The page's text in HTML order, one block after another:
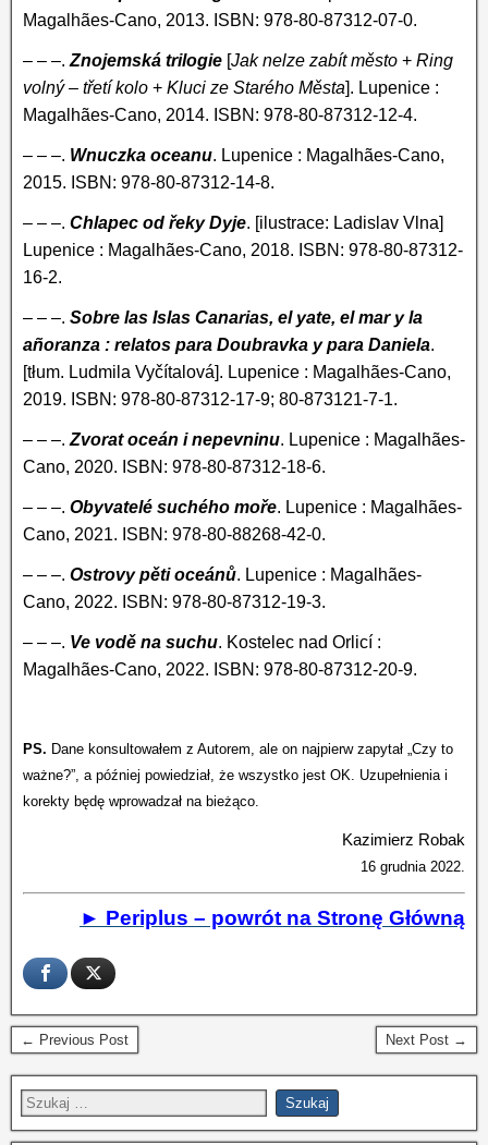
Magalhães-Cano, 2013. ISBN: 978-80-87312-07-0.
– – –. Znojemská trilogie [Jak nelze zabít město + Ring
volný – třetí kolo + Kluci ze Starého Města]. Lupenice :
Magalhães-Cano, 2014. ISBN: 978-80-87312-12-4.
– – –. Wnuczka oceanu. Lupenice : Magalhães-Cano,
2015. ISBN: 978-80-87312-14-8.
– – –. Chlapec od řeky Dyje. [ilustrace: Ladislav Vlna]
Lupenice : Magalhães-Cano, 2018. ISBN: 978-80-87312-
16-2.
– – –. Sobre las Islas Canarias, el yate, el mar y la
añoranza : relatos para Doubravka y para Daniela.
[tłum. Ludmila Vyčítalová]. Lupenice : Magalhães-Cano,
2019. ISBN: 978-80-87312-17-9; 80-873121-7-1.
– – –. Zvorat oceán i nepevninu. Lupenice : Magalhães-
Cano, 2020. ISBN: 978-80-87312-18-6.
– – –. Obyvatelé suchého moře. Lupenice : Magalhães-
Cano, 2021. ISBN: 978-80-88268-42-0.
– – –. Ostrovy pěti oceánů. Lupenice : Magalhães-
Cano, 2022. ISBN: 978-80-87312-19-3.
– – –. Ve vodě na suchu. Kostelec nad Orlicí :
Magalhães-Cano, 2022. ISBN: 978-80-87312-20-9.
PS. Dane konsultowałem z Autorem, ale on najpierw zapytał „Czy to
ważne?”, a później powiedział, że wszystko jest OK. Uzupełnienia i
korekty będę wprowadzał na bieżąco.
Kazimierz Robak
16 grudnia 2022.
► Periplus – powrót na Stronę Główną
← Previous Post Next Post →